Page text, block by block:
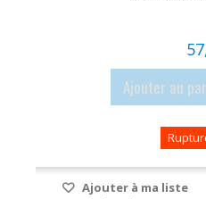
Ajouter au
Ajouter à ma liste